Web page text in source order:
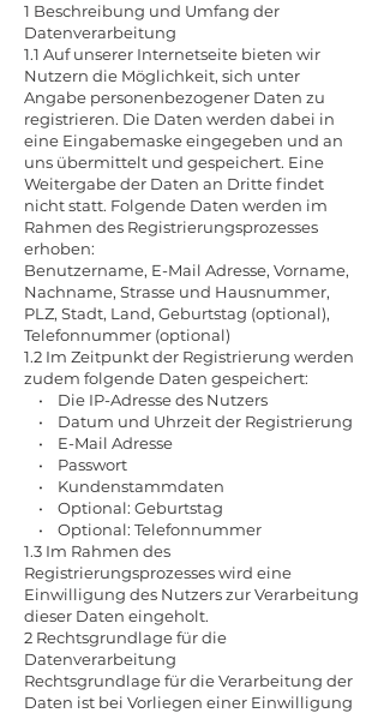
1 Beschreibung und Umfang der
Datenverarbeitung
1.1 Auf unserer Internetseite bieten wir
Nutzern die Möglichkeit, sich unter
Angabe personenbezogener Daten zu
registrieren. Die Daten werden dabei in
eine Eingabemaske eingegeben und an
uns übermittelt und gespeichert. Eine
Weitergabe der Daten an Dritte findet
nicht statt. Folgende Daten werden im
Rahmen des Registrierungsprozesses
erhoben:
Benutzername, E-Mail Adresse, Vorname,
Nachname, Strasse und Hausnummer,
PLZ, Stadt, Land, Geburtstag (optional),
Telefonnummer (optional)
1.2 Im Zeitpunkt der Registrierung werden
zudem folgende Daten gespeichert:
• Die IP-Adresse des Nutzers
• Datum und Uhrzeit der Registrierung
• E-Mail Adresse
• Passwort
• Kundenstammdaten
• Optional: Geburtstag
• Optional: Telefonnummer
1.3 Im Rahmen des
Registrierungsprozesses wird eine
Einwilligung des Nutzers zur Verarbeitung
dieser Daten eingeholt.
2 Rechtsgrundlage für die
Datenverarbeitung
Rechtsgrundlage für die Verarbeitung der
Daten ist bei Vorliegen einer Einwilligung